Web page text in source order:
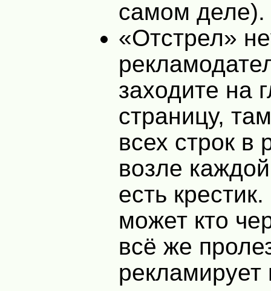
самом деле).
«Отстрел»
заходите на
страницу,
всех строк в
возле
есть
может кто
всё же
рекламирует